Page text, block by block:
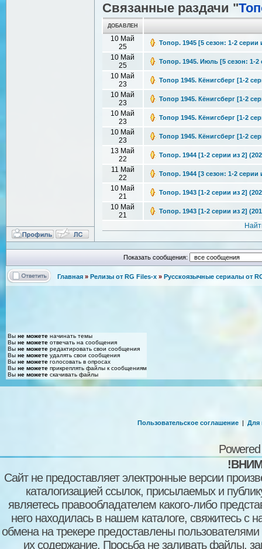
Связанные раздачи "
ДОБАВЛЕН
10 Май
25
Топор. 1945 [5 сезон: 1-2 серии
10 Май
25
Топор. 1945. Июль [5 сезон: 1-2
10 Май
23
Топор 1945. Кёнигсберг [1-2
10 Май
23
Топор 1945. Кёнигсберг [1-2
10 Май
23
Топор 1945. Кёнигсберг [1-2
10 Май
23
Топор 1945. Кёнигсберг [1-2
13 Май
22
Топор. 1944 [1-2 серии из 2]
11 Май
22
Топор. 1944 [3 сезон: 1-2 серии
10 Май
21
Топор. 1943 [1-2 серии из 2]
10 Май
21
Топор. 1943 [1-2 серии из 2]
Показать сообщения:
Главная » Релизы от RG Files-x » Русскоязычные сериалы от
Вы не можете начинать темы
Вы не можете отвечать на сообщения
Вы не можете редактировать свои сообщения
Вы не можете удалять свои сообщения
Вы не можете голосовать в опросах
Вы не можете прикреплять файлы к сообщениям
Вы не можете скачивать файлы
Пользовательское соглашение | Для
Сайт не предоставляет электронные версии
каталогизацией ссылок, присылаемых и
являетесь правообладателем какого-либо
него находилась в нашем каталоге, свяжитесь
обмена на трекере предоставлены пользователями
их содержание. Просьба не заливать файлы,